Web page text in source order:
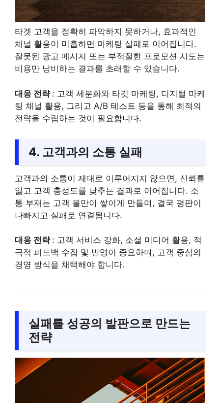
타겟 고객을 정확히 파악하지 못하거나, 효과적인
채널 활용이 미흡하면 마케팅 실패로 이어집니다.
잘못된 광고 메시지 또는 부적절한 프로모션 시도는
비용만 낭비하는 결과를 초래할 수 있습니다.
대응 전략 : 고객 세분화와 타깃 마케팅, 디지털 마케
팅 채널 활용, 그리고 A/B 테스트 등을 통해 최적의
전략을 수립하는 것이 필요합니다.
4. 고객과의 소통 실패
고객과의 소통이 제대로 이루어지지 않으면, 신뢰를
잃고 고객 충성도를 낮추는 결과로 이어집니다. 소
통 부재는 고객 불만이 쌓이게 만들며, 결국 평판이
나빠지고 실패로 연결됩니다.
대응 전략 : 고객 서비스 강화, 소셜 미디어 활용, 적
극적 피드백 수집 및 반영이 중요하며, 고객 중심의
경영 방식을 채택해야 합니다.
실패를 성공의 발판으로 만드는
전략